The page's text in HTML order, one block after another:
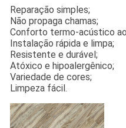
Reparação simples;
Não propaga chamas;
Conforto termo-acústico
Instalação rápida e limpa;
Resistente e durável;
Atóxico e hipoalergênico;
Variedade de cores;
Limpeza fácil.